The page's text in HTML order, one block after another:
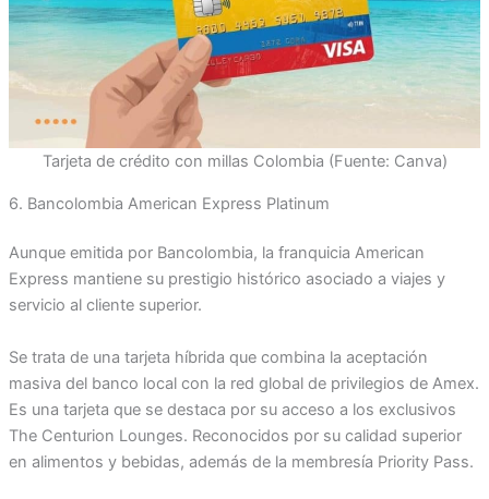
Tarjeta de crédito con millas Colombia (Fuente: Canva)
6. Bancolombia American Express Platinum
Aunque emitida por Bancolombia, la franquicia American
Express mantiene su prestigio histórico asociado a viajes y
servicio al cliente superior.
Se trata de una tarjeta híbrida que combina la aceptación
masiva del banco local con la red global de privilegios de Amex.
Es una tarjeta que se destaca por su acceso a los exclusivos
The Centurion Lounges. Reconocidos por su calidad superior
en alimentos y bebidas, además de la membresía Priority Pass.